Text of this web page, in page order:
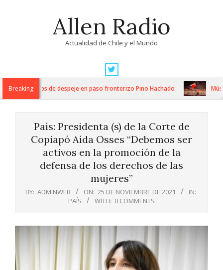
Allen Radio
Actualidad de Chile y el Mundo
Navigation
MenuBreaking
trabajos de despeje en paso fronterizo Pino Hachado
País: Presidenta (s) de la Corte de
Copiapó Aída Osses “Debemos ser
activos en la promoción de la
defensa de los derechos de las
mujeres”
BY: ADMINWEB ON: 25 DE NOVIEMBRE DE 2021
IN:
PAÍS
WITH: 0 COMMENTS